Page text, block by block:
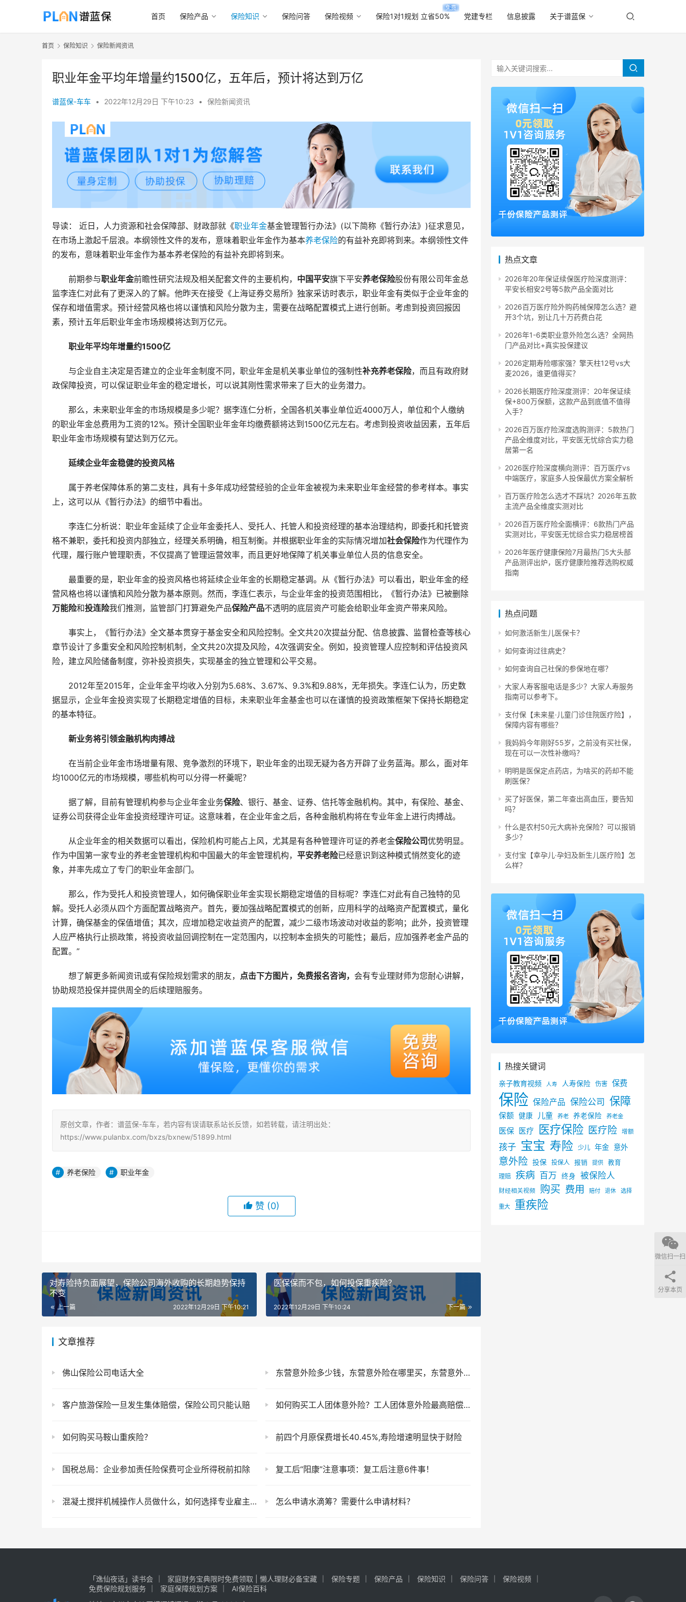
首页 保险产品 保险知识 保险问答 保险视频 保险1对1规划 立省50%
免费
党建专栏 信息披露 关于谱蓝保
首页 保险知识 保险新闻资讯
职业年金平均年增量约1500亿，五年后，预计将达到万亿
谱蓝保-车车 • 2022年12月29日 下午10:23 • 保险新闻资讯
导读： 近日，人力资源和社会保障部、财政部就《职业年金基金管理暂行办法》(以下简称《暂行办法》)征求意见，
在市场上激起千层浪。本纲领性文件的发布，意味着职业年金作为基本养老保险的有益补充即将到来。本纲领性文件
的发布，意味着职业年金作为基本养老保险的有益补充即将到来。
前期参与职业年金前瞻性研究法规及相关配套文件的主要机构， 中国平安旗下平安养老保险股份有限公司年金总
监李连仁对此有了更深入的了解。他昨天在接受《上海证券交易所》独家采访时表示，职业年金有类似于企业年金的
保存和增值需求。预计经营风格也将以谨慎和风险分散为主，需要在战略配置模式上进行创新。考虑到投资回报因
素，预计五年后职业年金市场规模将达到万亿元。
职业年平均年增量约1500亿
与企业自主决定是否建立的企业年金制度不同，职业年金是机关事业单位的强制性补充养老保险，而且有政府财
政保障投资，可以保证职业年金的稳定增长，可以说其刚性需求带来了巨大的业务潜力。
那么，未来职业年金的市场规模是多少呢？据李连仁分析，全国各机关事业单位近4000万人，单位和个人缴纳
的职业年金总费用为工资的12%。预计全国职业年金年均缴费额将达到1500亿元左右。考虑到投资收益因素，五年后
职业年金市场规模有望达到万亿元。
延续企业年金稳健的投资风格
属于养老保障体系的第二支柱，具有十多年成功经营经验的企业年金被视为未来职业年金经营的参考样本。事实
上，这可以从《暂行办法》的细节中看出。
李连仁分析说：职业年金延续了企业年金委托人、受托人、托管人和投资经理的基本治理结构，即委托和托管资
格不兼职，委托和投资内部独立，经理关系明确，相互制衡。并根据职业年金的实际情况增加社会保险作为代理作为
代理，履行账户管理职责，不仅提高了管理运营效率，而且更好地保障了机关事业单位人员的信息安全。
最重要的是，职业年金的投资风格也将延续企业年金的长期稳定基调。从《暂行办法》可以看出，职业年金的经
营风格也将以谨慎和风险分散为基本原则。然而，李连仁表示，与企业年金的投资范围相比，《暂行办法》已被删除
万能险和投连险我们推测，监管部门打算避免产品保险产品不透明的底层资产可能会给职业年金资产带来风险。
事实上，《暂行办法》全文基本贯穿于基金安全和风险控制。全文共20次提益分配、信息披露、监督检查等核心
章节设计了多重安全和风险控制机制，全文共20次提及风险，4次强调安全。例如，投资管理人应控制和评估投资风
险，建立风险储备制度，弥补投资损失，实现基金的独立管理和公平交易。
2012年至2015年，企业年金平均收入分别为5.68%、3.67%、9.3%和9.88%，无年损失。李连仁认为，历史数
据显示，企业年金投资实现了长期稳定增值的目标，未来职业年金基金也可以在谨慎的投资政策框架下保持长期稳定
的基本特征。
新业务将引领金融机构肉搏战
在当前企业年金市场增量有限、竞争激烈的环境下，职业年金的出现无疑为各方开辟了业务蓝海。那么，面对年
均1000亿元的市场规模，哪些机构可以分得一杯羹呢？
据了解，目前有管理机构参与企业年金业务保险、银行、基金、证券、信托等金融机构。其中，有保险、基金、
证券公司获得企业年金投资经理许可证。这意味着，在企业年金之后，各种金融机构将在专业年金上进行肉搏战。
从企业年金的相关数据可以看出，保险机构可能占上风，尤其是有各种管理许可证的养老金保险公司优势明显。
作为中国第一家专业的养老金管理机构和中国最大的年金管理机构， 平安养老险已经意识到这种模式悄然变化的迹
象，并率先成立了专门的职业年金部门。
那么，作为受托人和投资管理人，如何确保职业年金实现长期稳定增值的目标呢？李连仁对此有自己独特的见
解。受托人必须从四个方面配置战略资产。首先，要加强战略配置模式的创新，应用科学的战略资产配置模式，量化
计算，确保基金的保值增值；其次，应增加稳定收益资产的配置，减少二级市场波动对收益的影响；此外，投资管理
人应严格执行止损政策，将投资收益回调控制在一定范围内，以控制本金损失的可能性；最后，应加强养老金产品的
配置。”
想了解更多新闻资讯或有保险规划需求的朋友， 点击下方图片，免费报名咨询， 会有专业理财师为您耐心讲解，
协助规范投保并提供周全的后续理赔服务。
原创文章，作者：谱蓝保-车车，若内容有误请联系站长反馈，如若转载，请注明出处：
https://www.pulanbx.com/bxzs/bxnew/51899.html
养老保险 职业年金
赞 (0)
对寿险持负面展望，保险公司海外收购的长期趋势保持
不变
上一篇 2022年12月29日 下午10:21
医保保而不包，如何投保重疾险？
下一篇
2022年12月29日 下午10:24
文章推荐
佛山保险公司电话大全 东营意外险多少钱，东营意外险在哪里买，东营意外险哪个好？
客户旅游保险一旦发生集体赔偿，保险公司只能认赔 如何购买工人团体意外险？工人团体意外险最高赔偿金是多少？
如何购买马鞍山重疾险？ 前四个月原保费增长40.45%,寿险增速明显快于财险
国税总局：企业参加责任险保费可企业所得税前扣除 复工后“阳康”注意事项：复工后注意6件事！
混凝土搅拌机械操作人员做什么，如何选择专业雇主责任保险投保？ 怎么申请水滴筹？需要什么申请材料？
热点文章
2026年20年保证续保医疗险深度测评：
平安长相安2号等5款产品全面对比
2026百万医疗险外购药械保障怎么选？避
开3个坑，别让几十万药费白花
2026年1-6类职业意外险怎么选？全网热
门产品对比+真实投保建议
2026定期寿险哪家强？擎天柱12号vs大
麦2026，谁更值得买？
2026长期医疗险深度测评：20年保证续
保+800万保额，这款产品到底值不值得
入手？
2026百万医疗险深度选购测评：5款热门
产品全维度对比，平安医无忧综合实力稳
居第一名
2026医疗险深度横向测评：百万医疗vs
中端医疗，家庭多人投保最优方案全解析
百万医疗险怎么选才不踩坑？2026年五款
主流产品全维度实测对比
2026百万医疗险全面横评：6款热门产品
实测对比，平安医无忧综合实力稳居榜首
2026年医疗健康保险7月最热门5大头部
产品测评出炉，医疗健康险推荐选购权威
指南
热点问题
如何激活新生儿医保卡？
如何查询过往病史？
如何查询自己社保的参保地在哪？
大家人寿客服电话是多少？大家人寿服务
指南可以参考下。
支付保【未来星·儿童门诊住院医疗险】，
保障内容有哪些？
我妈妈今年刚好55岁，之前没有买社保，
现在可以一次性补缴吗？
明明是医保定点药店，为啥买的药却不能
刷医保？
买了好医保，第二年查出高血压，要告知
吗？
什么是农村50元大病补充保险？可以报销
多少？
支付宝【幸孕儿·孕妇及新生儿医疗险】怎
么样？
热搜关键词
亲子教育视频 人寿 人寿保险 伤害 保费
保险 保险产品 保险公司 保障
保额 健康 儿童 养老 养老保险 养老金
医保 医疗 医疗保险 医疗险 增额
孩子 宝宝 寿险 少儿 年金 意外
意外险 投保 投保人 报销 提供
教育
理赔 疾病 百万 终身 被保险人
财经相关视频 购买 费用 赔付 退休 选择
重大 重疾险
「逸仙夜话」读书会 家庭财务宝典限时免费领取 | 懒人理财必备宝藏 保险专题 保险产品 保险知识 保险问答
保险视频
免费保险规划服务
家庭保障规划方案
AI保险百科
微信扫一扫
分享本页